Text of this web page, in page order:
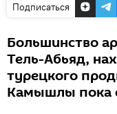
Подписаться
Большинство
Тель-Абьяд,
турецкого
Камышлы пока